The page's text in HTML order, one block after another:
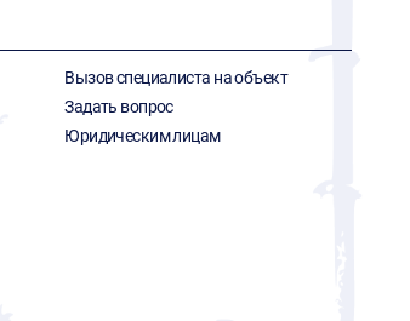
Вызов специалиста на объект
Задать вопрос
Юридическим лицам